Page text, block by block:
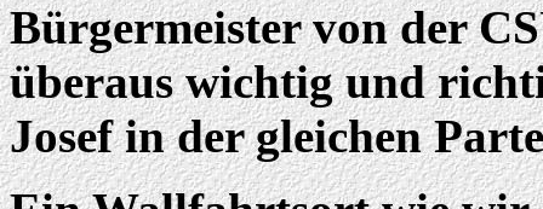
Bürgermeister von der
überaus wichtig und
Josef in der gleichen